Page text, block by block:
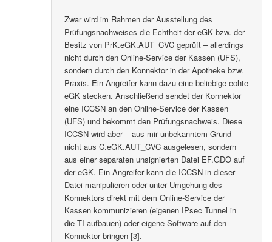
Zwar wird im Rahmen der Ausstellung des
Prüfungsnachweises die Echtheit der eGK bzw. der
Besitz von PrK.eGK.AUT_CVC geprüft – allerdings
nicht durch den Online-Service der Kassen (UFS),
sondern durch den Konnektor in der Apotheke bzw.
Praxis. Ein Angreifer kann dazu eine beliebige echte
eGK stecken. Anschließend sendet der Konnektor
eine ICCSN an den Online-Service der Kassen
(UFS) und bekommt den Prüfungsnachweis. Diese
ICCSN wird aber – aus mir unbekanntem Grund –
nicht aus C.eGK.AUT_CVC ausgelesen, sondern
aus einer separaten unsignierten Datei EF.GDO auf
der eGK. Ein Angreifer kann die ICCSN in dieser
Datei manipulieren oder unter Umgehung des
Konnektors direkt mit dem Online-Service der
Kassen kommunizieren (eigenen IPsec Tunnel in
die TI aufbauen) oder eigene Software auf den
Konnektor bringen [3].